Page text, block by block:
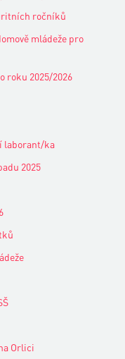
ročníků
mládeže pro
roku 2025/2026
laborant/ka
2025
Orlici